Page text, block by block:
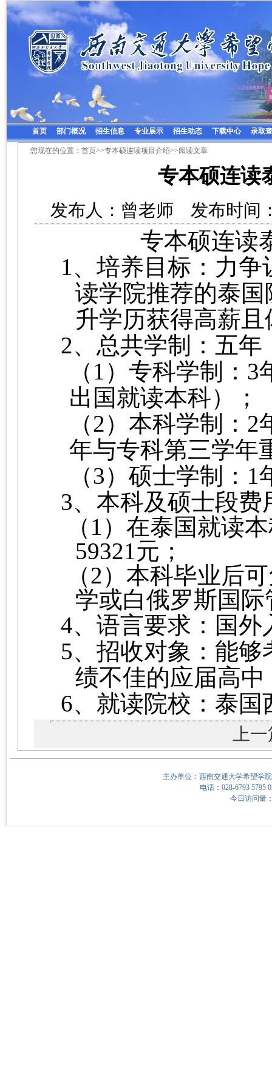
首页 部门概况 招生信息 专业展示 招生动态 下载中心 录取
您现在的位置：首页>>专本硕连读项目介绍>>阅读文章
专本硕连读
发布人：曾老师 发布时间
专本硕连读
1、 培养目标：力争
读学院推荐的泰国
升学历获得高薪
2、 总共学制：五年
（1） 专科学制： 3
出国就读本科）；
（2） 本科学制： 2
年与专科第三学年
（3） 硕士学制： 1
3、 本科及硕士段费
（1）在泰国就读
59321元；
（2）本科毕业后
学或白俄罗斯国
4、 语言要求：国外
5、 招收对象：能够
绩不佳的应届高
6、 就读院校：泰国
上
主办单位：西南交通大学希望学
电话：028-6793 5795
今日访问量